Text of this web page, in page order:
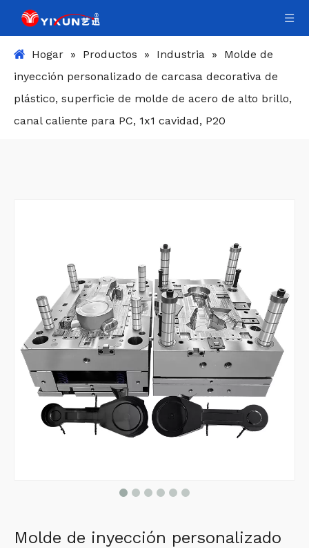
Hogar » Productos » Industria »
Molde de
inyección personalizado de carcasa decorativa de
plástico, superficie de molde de acero de alto brillo,
canal caliente para PC, 1x1 cavidad, P20
Molde de inyección personalizado